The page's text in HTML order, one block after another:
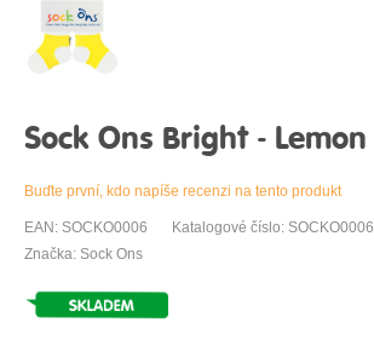
Sock Ons Bright - Lemon
Buďte první, kdo napíše recenzi na tento produkt
EAN: SOCKO0006
Katalogové číslo: SOCKO0006
Značka: Sock Ons